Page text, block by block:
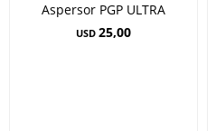
Aspersor PGP ULTRA
USD 25,00